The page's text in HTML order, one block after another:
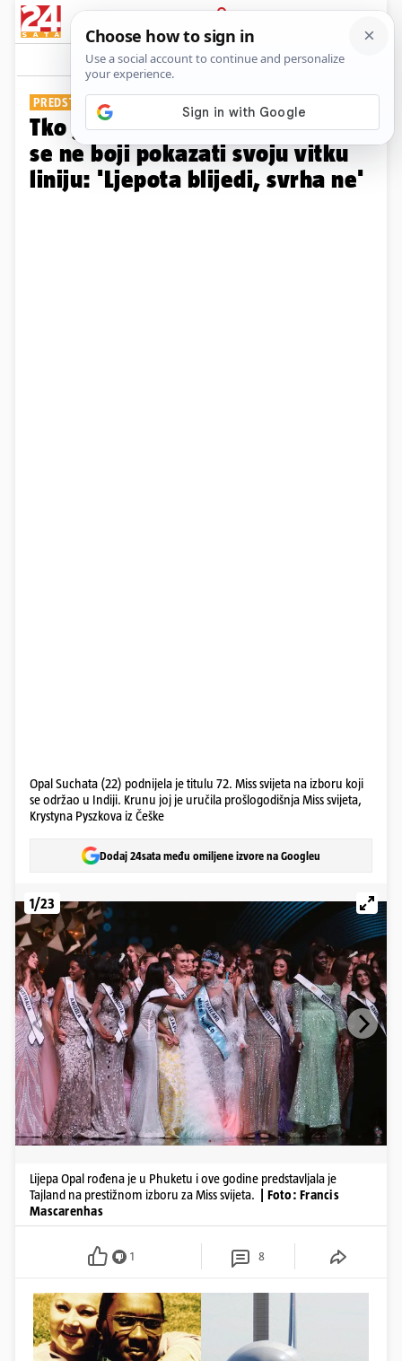
PRIJAVA
Galerija Komentari
PREDSTAVLJALA TAJLAND
Tko je nova Miss svijeta? Opal
se ne boji pokazati svoju vitku
liniju: 'Ljepota blijedi, svrha ne'
Opal Suchata (22) podnijela je titulu 72. Miss svijeta na izboru koji
se održao u Indiji. Krunu joj je uručila prošlogodišnja Miss svijeta,
Krystyna Pyszkova iz Češke
Dodaj 24sata među omiljene izvore na Googleu
1/23
Lijepa Opal rođena je u Phuketu i ove godine predstavljala je
Tajland na prestižnom izboru za Miss svijeta.
| Foto: Francis
Mascarenhas
1 8